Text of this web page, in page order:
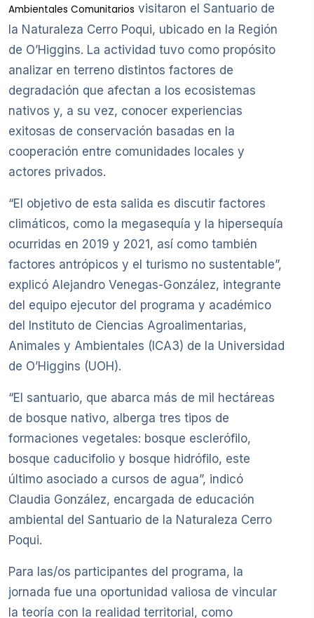
Ambientales Comunitarios visitaron el Santuario de
la Naturaleza Cerro Poqui, ubicado en la Región
de O’Higgins. La actividad tuvo como propósito
analizar en terreno distintos factores de
degradación que afectan a los ecosistemas
nativos y, a su vez, conocer experiencias
exitosas de conservación basadas en la
cooperación entre comunidades locales y
actores privados.
“El objetivo de esta salida es discutir factores
climáticos, como la megasequía y la hipersequía
ocurridas en 2019 y 2021, así como también
factores antrópicos y el turismo no sustentable”,
explicó Alejandro Venegas-González, integrante
del equipo ejecutor del programa y académico
del Instituto de Ciencias Agroalimentarias,
Animales y Ambientales (ICA3) de la Universidad
de O’Higgins (UOH).
“El santuario, que abarca más de mil hectáreas
de bosque nativo, alberga tres tipos de
formaciones vegetales: bosque esclerófilo,
bosque caducifolio y bosque hidrófilo, este
último asociado a cursos de agua”, indicó
Claudia González, encargada de educación
ambiental del Santuario de la Naturaleza Cerro
Poqui.
Para las/os participantes del programa, la
jornada fue una oportunidad valiosa de vincular
la teoría con la realidad territorial, como